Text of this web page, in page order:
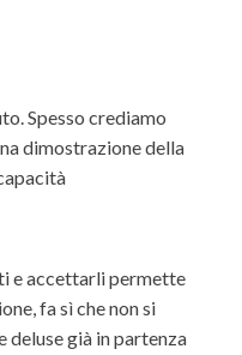
Spesso crediamo
dimostrazione della
e accettarli permette
fa sì che non si
deluse già in partenza